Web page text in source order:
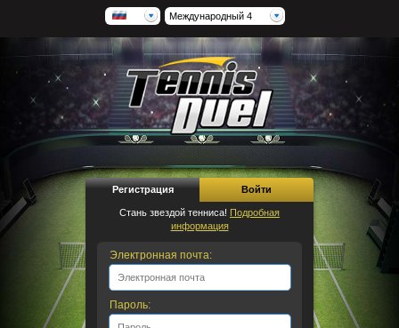
Международный 4
Регистрация Войти
Стань звездой тенниса! Подробная
информация
Электронная почта:
Пароль: